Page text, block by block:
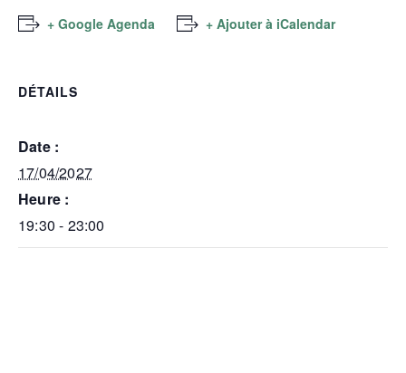
+ Google Agenda + Ajouter à iCalendar
DÉTAILS
Date :
17/04/2027
Heure :
19:30 - 23:00